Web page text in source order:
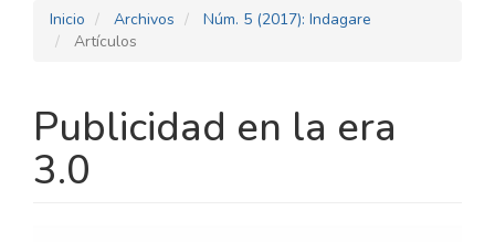
Inicio Archivos
Núm. 5 (2017): Indagare
Artículos
Publicidad en la era
3.0